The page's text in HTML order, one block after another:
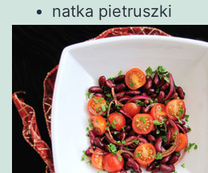
natka pietruszki